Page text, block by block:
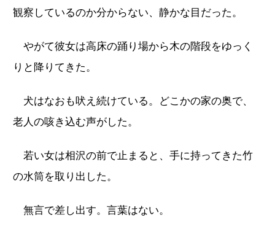
観察しているのか分からない、静かな目だった。
やがて彼女は高床の踊り場から木の階段をゆっく
りと降りてきた。
犬はなおも吠え続けている。どこかの家の奥で、
老人の咳き込む声がした。
若い女は相沢の前で止まると、手に持ってきた竹
の水筒を取り出した。
無言で差し出す。言葉はない。